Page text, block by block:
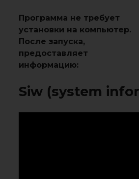
Программа не требует
установки на компьютер.
После запуска,
предоставляет
информацию:
Siw (system